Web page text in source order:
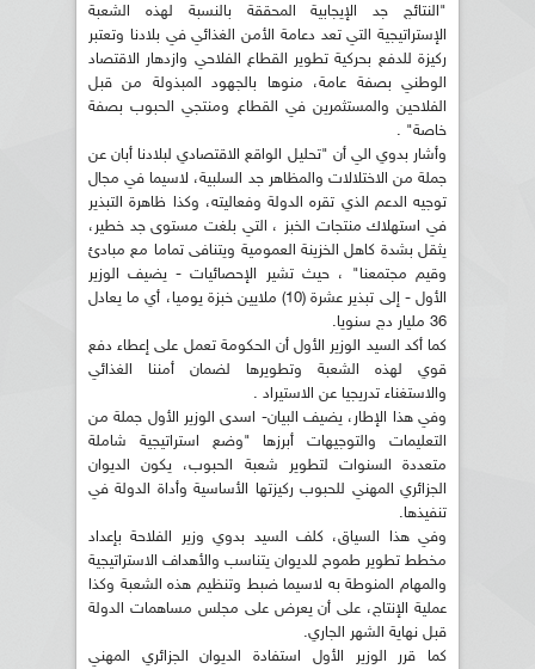
"النتائج جد الإيجابية المحققة بالنسبة لهذه الشعبة
الإستراتيجية التي تعد دعامة الأمن الغذائي في بلادنا وتعتبر
ركيزة للدفع بحركية تطوير القطاع الفلاحي وازدهار الاقتصاد
الوطني بصفة عامة، منوها بالجهود المبذولة من قبل
الفلاحين والمستثمرين في القطاع ومنتجي الحبوب بصفة
خاصة" .
وأشار بدوي الي أن "تحليل الواقع الاقتصادي لبلادنا أبان عن
جملة من الاختلالات والمظاهر جد السلبية، لاسيما في مجال
توجيه الدعم الذي تقره الدولة وفعاليته، وكذا ظاهرة التبذير
في استهلاك منتجات الخبز ، التي بلغت مستوى جد خطير،
يثقل بشدة كاهل الخزينة العمومية ويتنافى تماما مع مبادئ
وقيم مجتمعنا" ، حيث تشير الإحصائيات - يضيف الوزير
الأول - إلى تبذير عشرة (10) ملايين خبزة يوميا، أي ما يعادل
36 مليار دج سنويا.
كما أكد السيد الوزير الأول أن الحكومة تعمل على إعطاء دفع
قوي لهذه الشعبة وتطويرها لضمان أمننا الغذائي
والاستغناء تدريجيا عن الاستيراد .
وفي هذا الإطار، يضيف البيان- اسدى الوزير الأول جملة من
التعليمات والتوجيهات أبرزها "وضع استراتيجية شاملة
متعددة السنوات لتطوير شعبة الحبوب، يكون الديوان
الجزائري المهني للحبوب ركيزتها الأساسية وأداة الدولة في
تنفيذها.
وفي هذا السياق، كلف السيد بدوي وزير الفلاحة بإعداد
مخطط تطوير طموح للديوان يتناسب والأهداف الاستراتيجية
والمهام المنوطة به لاسيما ضبط وتنظيم هذه الشعبة وكذا
عملية الإنتاج، على أن يعرض على مجلس مساهمات الدولة
قبل نهاية الشهر الجاري.
كما قرر الوزير الأول استفادة الديوان الجزائري المهني